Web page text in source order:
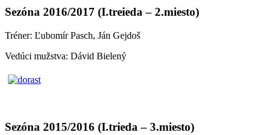
Sezóna 2016/2017 (I.treieda – 2.miesto)
Tréner: Ľubomír Pasch, Ján Gejdoš
Vedúci mužstva: Dávid Bielený
Sezóna 2015/2016 (I.trieda – 3.miesto)